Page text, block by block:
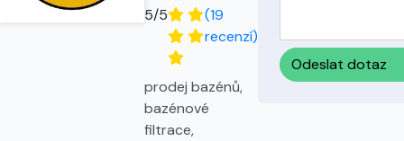
5/5
(19
recenzí)
prodej bazénů,
bazénové
filtrace,
Odeslat dotaz